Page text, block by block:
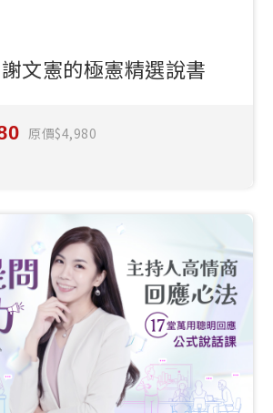
文憲的極憲精選說書
原價 4,980